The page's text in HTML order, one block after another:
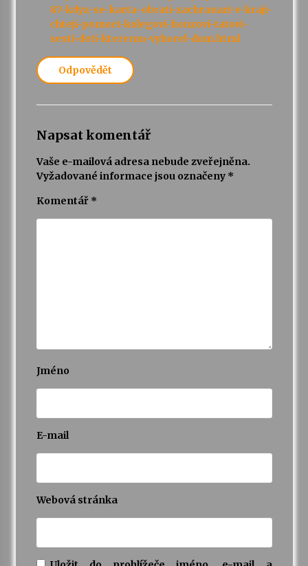
87-kdyz-se-karta-obrati-zachranari-v-kraji-
chteji-pomoct-kolegovi-honzovi-tatovi-
sesti-deti-kteremu-vyhorel-dum.html
Odpovědět
Napsat komentář
Vaše e-mailová adresa nebude zveřejněna.
Vyžadované informace jsou označeny *
Komentář *
Jméno
E-mail
Webová stránka